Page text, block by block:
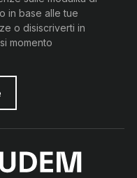
in base alle tue
o disiscriverti in
momento
Moneta